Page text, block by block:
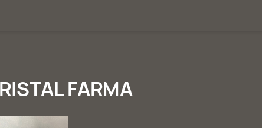
FARMA